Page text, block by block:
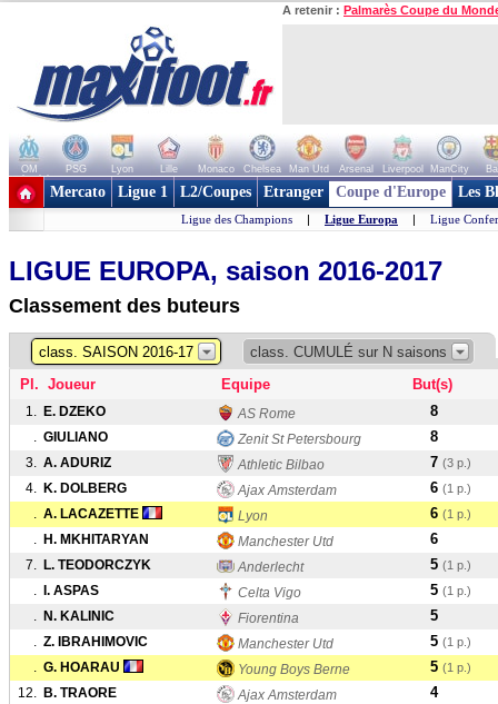
A retenir : Palmarès Coupe du
OM PSG Lyon Lille Monaco Chelsea Man Utd Arsenal Liverpool ManCity
+ de clubs
Mercato Ligue 1 L2/Coupes Etranger Coupe d'Europe Les
Ligue des Champions | Ligue Europa | Ligue
LIGUE EUROPA, saison 2016-2017
Classement des buteurs
class. SAISON 2016-17
class. CUMULÉ sur N saisons
Pl. Joueur Equipe But(s)
1. E. DZEKO AS Rome 8
. GIULIANO Zenit St Petersbourg 8
3. A. ADURIZ Athletic Bilbao 7 (3 p.)
4. K. DOLBERG Ajax Amsterdam 6 (1 p.)
. A. LACAZETTE Lyon 6 (1 p.)
. H. MKHITARYAN Manchester Utd 6
7. L. TEODORCZYK Anderlecht 5 (1 p.)
. I. ASPAS Celta Vigo 5 (1 p.)
. N. KALINIC Fiorentina 5
. Z. IBRAHIMOVIC Manchester Utd 5 (1 p.)
. G. HOARAU Young Boys Berne 5 (1 p.)
12. B. TRAORE Ajax Amsterdam 4